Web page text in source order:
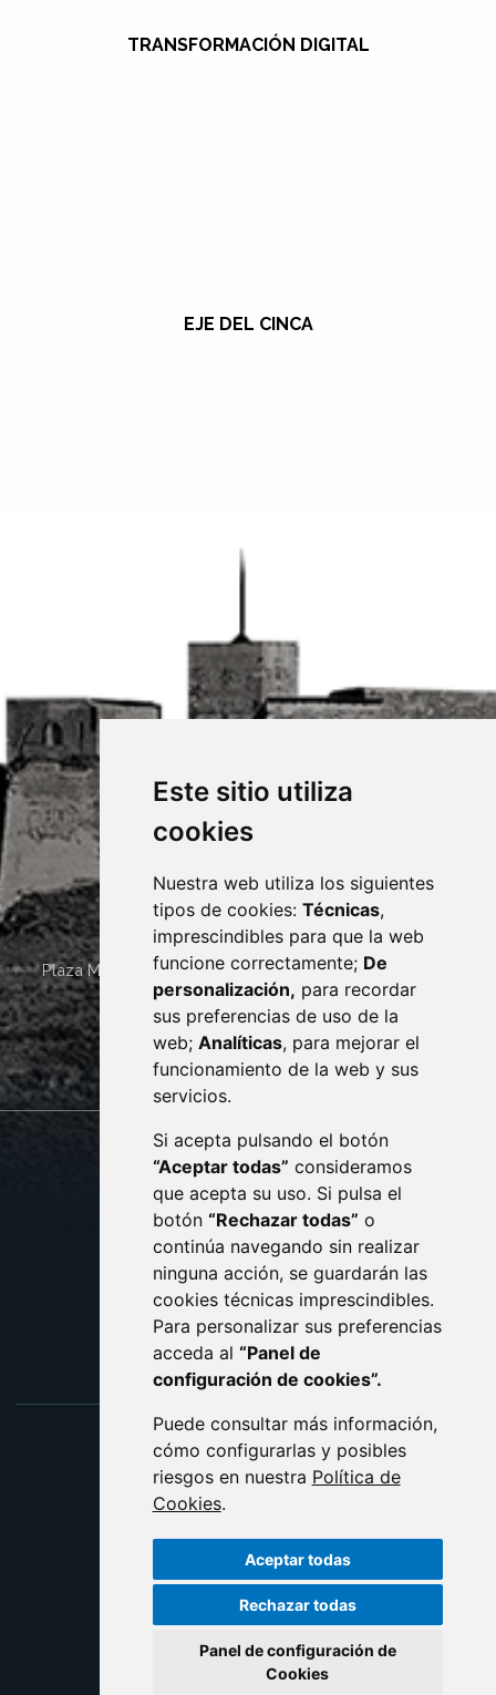
Este sitio utiliza
cookies
Nuestra web utiliza los siguientes
tipos de cookies: Técnicas,
imprescindibles para que la web
funcione correctamente; De
personalización, para recordar
sus preferencias de uso de la
web; Analíticas, para mejorar el
funcionamiento de la web y sus
servicios.
Si acepta pulsando el botón
“Aceptar todas” consideramos
que acepta su uso. Si pulsa el
botón “Rechazar todas” o
continúa navegando sin realizar
ninguna acción, se guardarán las
cookies técnicas imprescindibles.
Para personalizar sus preferencias
acceda al “Panel de
configuración de cookies”.
Puede consultar más información,
cómo configurarlas y posibles
riesgos en nuestra Política de
Cookies.
Aceptar todas
Rechazar todas
Panel de configuración de
Cookies
TRANSFORMACIÓN DIGITAL
EJE DEL CINCA
Plaza Mayor 4 22400 MONZÓN - ARAGÓN (ESPAÑA)
· (34) 974 400 700 ·
sac@monzon.es
monzon.es
CONTACTO
AVISO LEGAL
PROTECCIÓN DE DATOS
POLÍTICA DE COOKIES
ACCESIBILIDAD
ENLACE EXTERNO AL